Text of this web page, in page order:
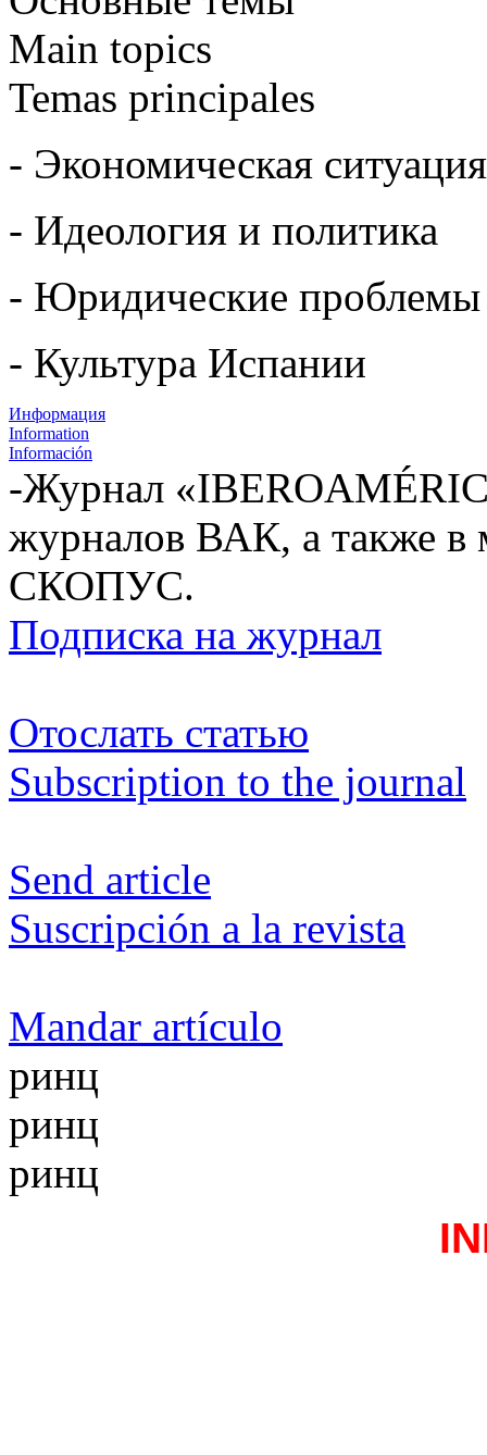
Main topics
Temas principales
- Экономическая
- Идеология и политика
- Юридические проблемы
- Культура Испании
Информация
Information
Información
-Журнал
журналов ВАК, а также в
СКОПУС.
Подписка на журнал
Отослать статью
Subscription to the journal
Send article
Suscripción a la revista
Mandar artículo
ринц
ринц
ринц